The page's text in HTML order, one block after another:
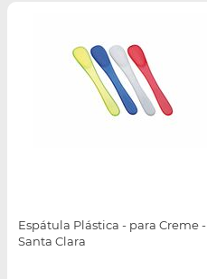
Espátula Plástica - para Creme -
Santa Clara